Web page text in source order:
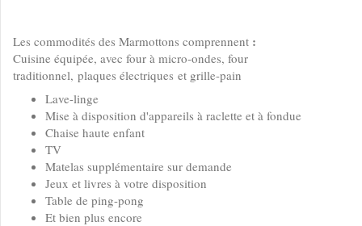
Les commodités des Marmottons comprennent :
Cuisine équipée, avec four à micro-ondes, four
traditionnel, plaques électriques et grille-pain
Lave-linge
Mise à disposition d'appareils à raclette et à fondue
Chaise haute enfant
TV
Matelas supplémentaire sur demande
Jeux et livres à votre disposition
Table de ping-pong
Et bien plus encore